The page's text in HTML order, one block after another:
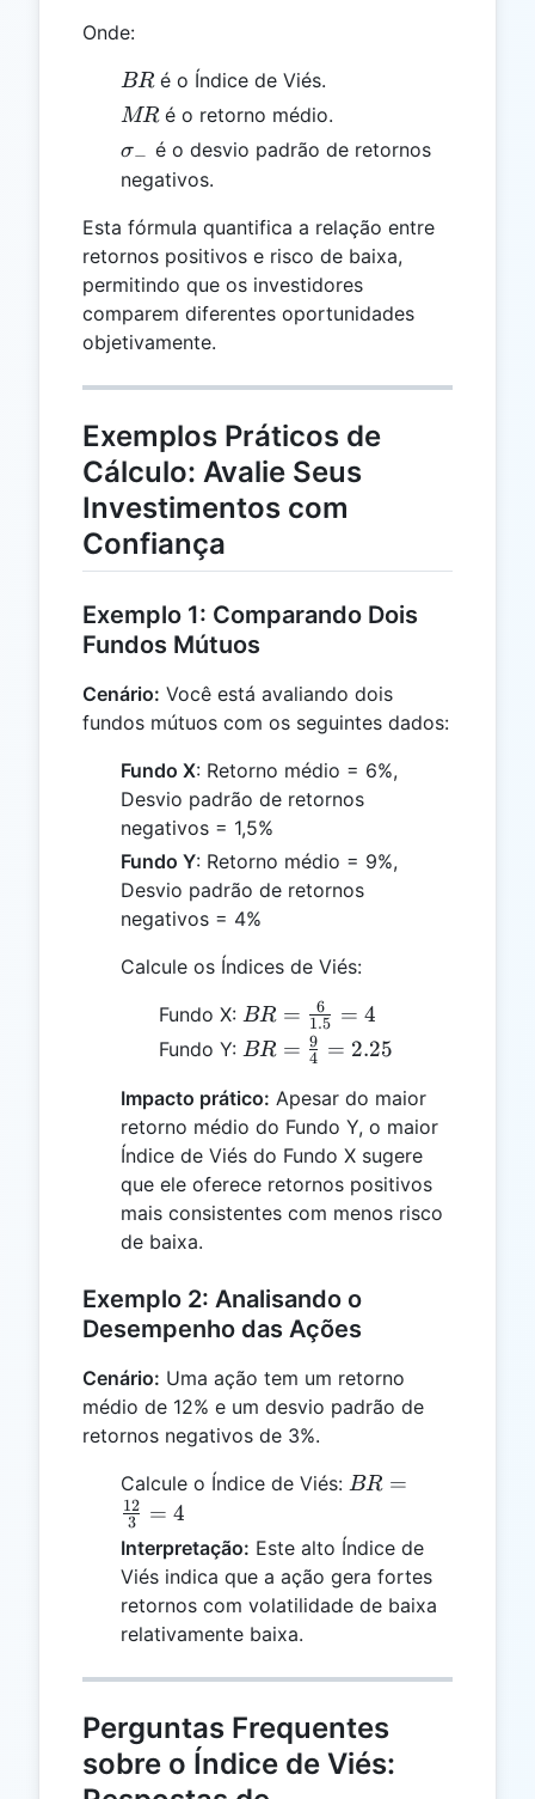
Onde:
BR
BRé o Índice de Viés.
MR
MRé o retorno médio.
\sigma_{-}
σ− é o desvio padrão de retornos
negativos.
Esta fórmula quantifica a relação entre
retornos positivos e risco de baixa,
permitindo que os investidores
comparem diferentes oportunidades
objetivamente.
Exemplos Práticos de
Cálculo: Avalie Seus
Investimentos com
Confiança
Exemplo 1: Comparando Dois
Fundos Mútuos
Cenário: Você está avaliando dois
fundos mútuos com os seguintes dados:
Fundo X: Retorno médio = 6%,
Desvio padrão de retornos
negativos = 1,5%
Fundo Y: Retorno médio = 9%,
Desvio padrão de retornos
negativos = 4%
Calcule os Índices de Viés:
Fundo X: BR =
\frac{6}
{1.5} =
4
BR = 1.5
6 = 4
Fundo Y: BR =
{4} =
2.25
BR = 4
9 = 2.25
Impacto prático: Apesar do maior
retorno médio do Fundo Y, o maior
Índice de Viés do Fundo X sugere
que ele oferece retornos positivos
mais consistentes com menos risco
de baixa.
Exemplo 2: Analisando o
Desempenho das Ações
Cenário: Uma ação tem um retorno
médio de 12% e um desvio padrão de
retornos negativos de 3%.
Calcule o Índice de Viés: BR =
{3} = 4
BR =
3
12 = 4
Interpretação: Este alto Índice de
Viés indica que a ação gera fortes
retornos com volatilidade de baixa
relativamente baixa.
Perguntas Frequentes
sobre o Índice de Viés: